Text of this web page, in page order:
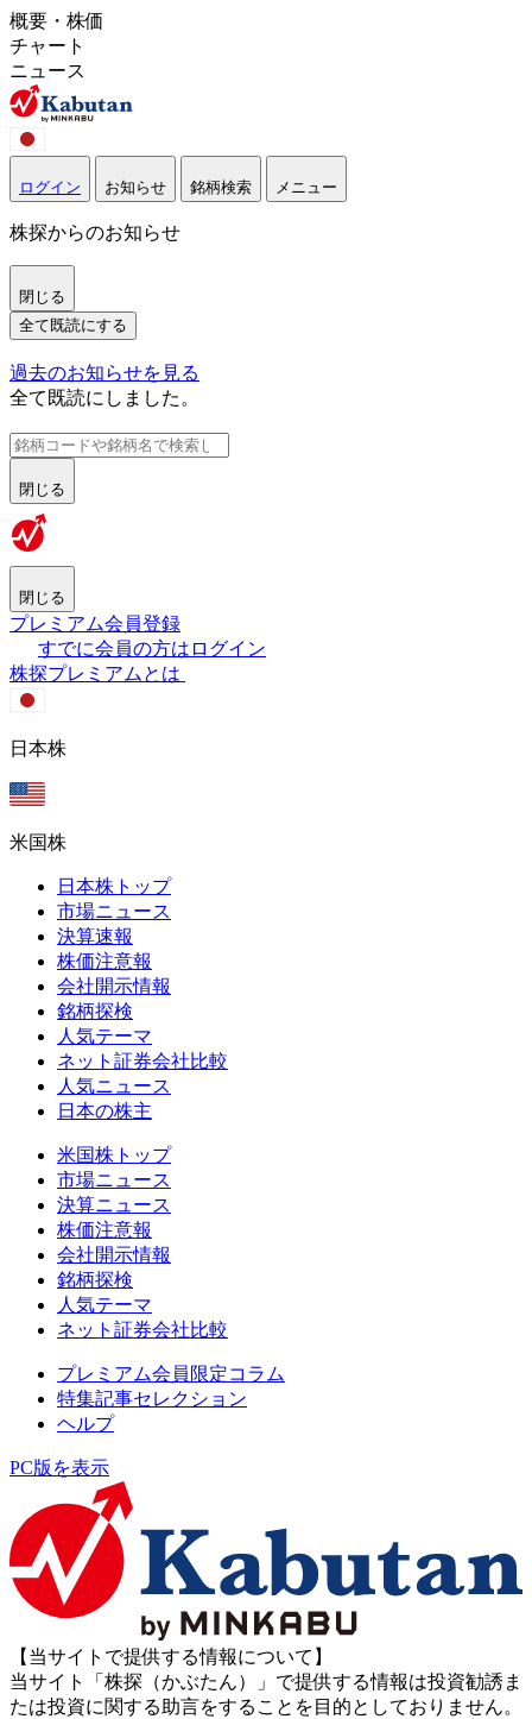
概要・株価
チャート
ニュース
ログイン お知らせ 銘柄検索 メニュー
株探からのお知らせ
閉じる
全て既読にする
過去のお知らせを見る
全て既読にしました。
閉じる
閉じる
プレミアム会員登録
すでに会員の方はログイン
株探プレミアムとは
日本株
米国株
日本株トップ
市場ニュース
決算速報
株価注意報
会社開示情報
銘柄探検
人気テーマ
ネット証券会社比較
人気ニュース
日本の株主
米国株トップ
市場ニュース
決算ニュース
株価注意報
会社開示情報
銘柄探検
人気テーマ
ネット証券会社比較
プレミアム会員限定コラム
特集記事セレクション
ヘルプ
PC版を表示
【当サイトで提供する情報について】
当サイト「株探（かぶたん）」で提供する情報は投資勧誘ま
たは投資に関する助言をすることを目的としておりません。